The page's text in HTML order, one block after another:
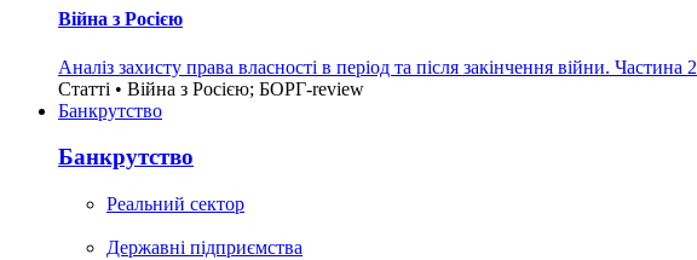
Війна з Росією
Аналіз захисту права власності в період та після закінчення війни. Частина 2
Статті • Війна з Росією; БОРГ-review
Банкрутство
Банкрутство
Реальний сектор
Державні підприємства